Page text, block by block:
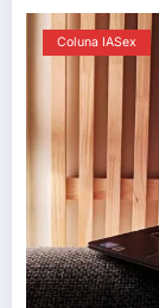
Coluna IASex